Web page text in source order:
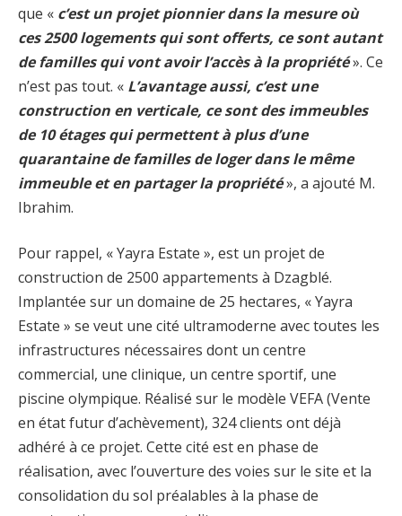
que « c’est un projet pionnier dans la mesure où
ces 2500 logements qui sont offerts, ce sont autant
de familles qui vont avoir l’accès à la propriété». Ce
n’est pas tout. « L’avantage aussi, c’est une
construction en verticale, ce sont des immeubles
de 10 étages qui permettent à plus d’une
quarantaine de familles de loger dans le même
immeuble et en partager la propriété», a ajouté M.
Ibrahim.
Pour rappel, « Yayra Estate », est un projet de
construction de 2500 appartements à Dzagblé.
Implantée sur un domaine de 25 hectares, « Yayra
Estate » se veut une cité ultramoderne avec toutes les
infrastructures nécessaires dont un centre
commercial, une clinique, un centre sportif, une
piscine olympique. Réalisé sur le modèle VEFA (Vente
en état futur d’achèvement), 324 clients ont déjà
adhéré à ce projet. Cette cité est en phase de
réalisation, avec l’ouverture des voies sur le site et la
consolidation du sol préalables à la phase de